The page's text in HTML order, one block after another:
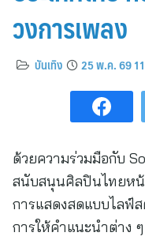
วงการเพลง
บันเทิง 25 พ.ค. 69
ด้วยความร่วมมือกับ
สนับสนุนศิลปินไทยหน้
การแสดงสดแบบไลฟ์
การให้คำแนะนำต่าง